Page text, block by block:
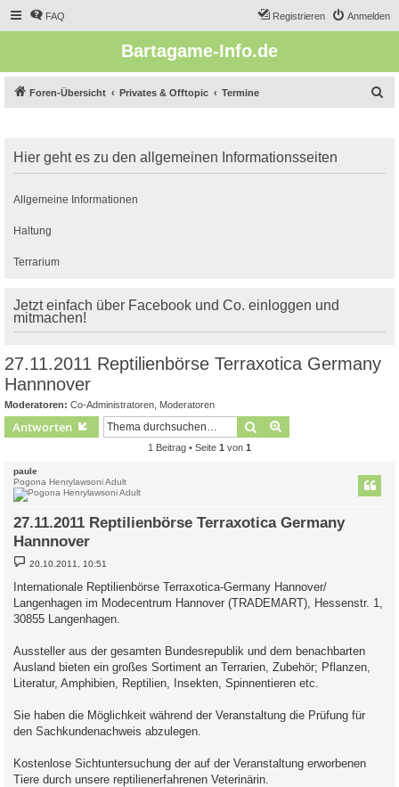
FAQ Anmelden
Registrieren
Bartagame-Info.de
Foren-Übersicht Privates & Offtopic Termine
e
Hier geht es zu den allgemeinen Informationsseiten
Allgemeine Informationen
Haltung
Terrarium
Jetzt einfach über Facebook und Co. einloggen und
mitmachen!
27.11.2011 Reptilienbörse Terraxotica Germany
Hannnover
Moderatoren: Co-Administratoren Moderatoren
Antworten Suche
1 Beitrag • Seite 1 von 1
paule
Pogona Henrylawsoni Adult
27.11.2011 Reptilienbörse Terraxotica Germany
Hannnover
B
e
t
r
a
g
20.10.2011, 10:51
Internationale Reptilienbörse Terraxotica-Germany Hannover/
Langenhagen im Modecentrum Hannover (TRADEMART), Hessenstr. 1,
30855 Langenhagen.
Aussteller aus der gesamten Bundesrepublik und dem benachbarten
Ausland bieten ein großes Sortiment an Terrarien, Zubehör; Pflanzen,
Literatur, Amphibien, Reptilien, Insekten, Spinnentieren etc.
Sie haben die Möglichkeit während der Veranstaltung die Prüfung für
den Sachkundenachweis abzulegen.
Kostenlose Sichtuntersuchung der auf der Veranstaltung erworbenen
Tiere durch unsere reptilienerfahrenen Veterinärin.